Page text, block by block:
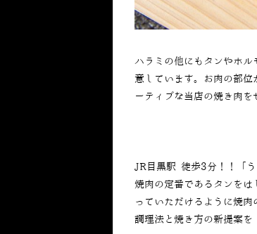
ハラミの他にもタンやホル
意しています。お肉の部
ーティブな当店の焼き肉を
JR目黒駅 徒歩3分！！「
焼肉の定番であるタンを
っていただけるように焼肉
調理法と焼き方の新提案を